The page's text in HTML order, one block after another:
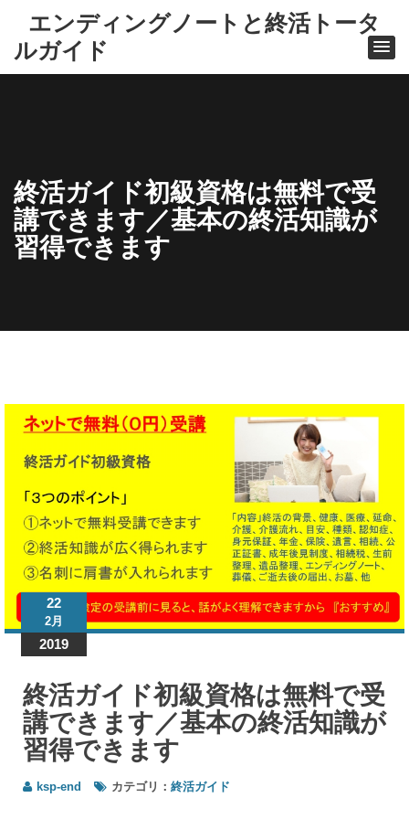
エンディングノートと終活トータ
ルガイド
終活ガイド初級資格は無料で受
講できます／基本の終活知識が
習得できます
活
イ
ド
終活
ガイ
ド初
級資
格は
無料
で受
きま
す／
基本
の終
活知
識が
22
2月
2019
終活ガイド初級資格は無料で受
講できます／基本の終活知識が
習得できます
ksp-end カテゴリ： 終活ガイド